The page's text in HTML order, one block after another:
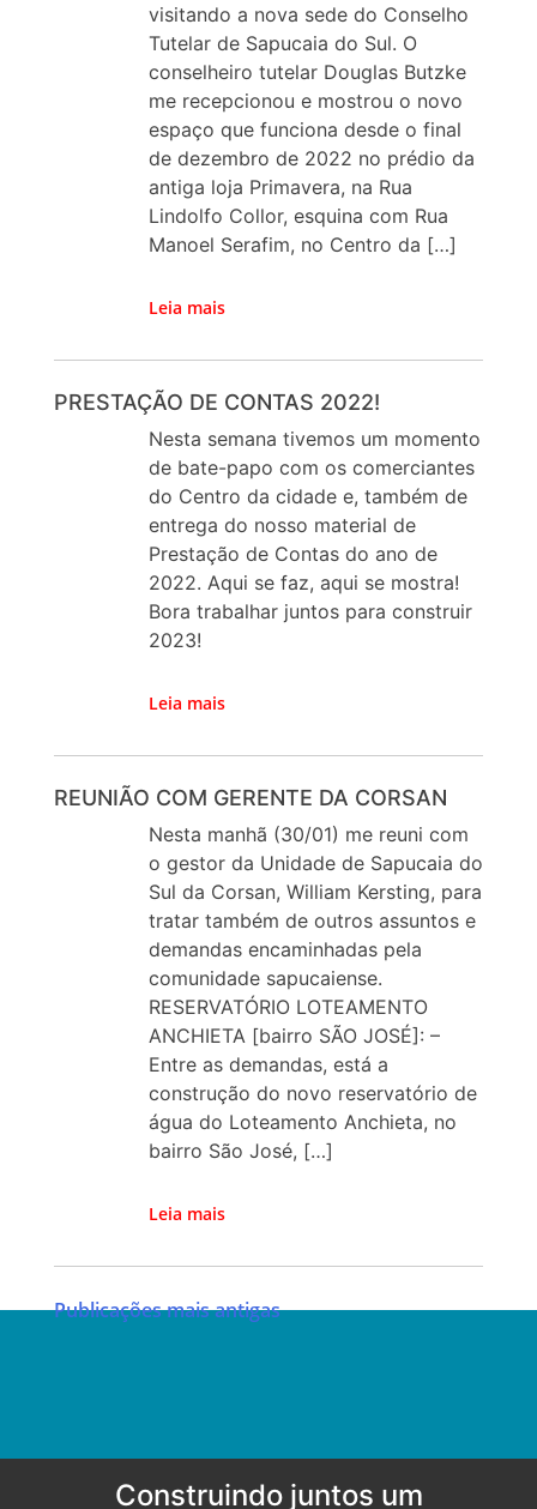
visitando a nova sede do Conselho
Tutelar de Sapucaia do Sul. O
conselheiro tutelar Douglas Butzke
me recepcionou e mostrou o novo
espaço que funciona desde o final
de dezembro de 2022 no prédio da
antiga loja Primavera, na Rua
Lindolfo Collor, esquina com Rua
Manoel Serafim, no Centro da […]
Leia mais
PRESTAÇÃO DE CONTAS 2022!
Nesta semana tivemos um momento
de bate-papo com os comerciantes
do Centro da cidade e, também de
entrega do nosso material de
Prestação de Contas do ano de
2022. Aqui se faz, aqui se mostra!
Bora trabalhar juntos para construir
2023!
Leia mais
REUNIÃO COM GERENTE DA CORSAN
Nesta manhã (30/01) me reuni com
o gestor da Unidade de Sapucaia do
Sul da Corsan, William Kersting, para
tratar também de outros assuntos e
demandas encaminhadas pela
comunidade sapucaiense.
RESERVATÓRIO LOTEAMENTO
ANCHIETA [bairro SÃO JOSÉ]: –
Entre as demandas, está a
construção do novo reservatório de
água do Loteamento Anchieta, no
bairro São José, […]
Leia mais
Navegação
Publicações mais antigas
Construindo juntos um